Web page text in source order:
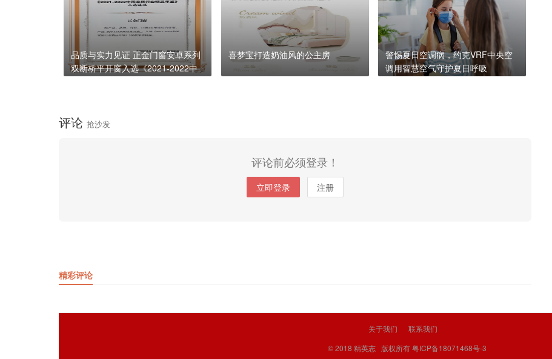
品质与实力见证 正金门窗安卓系列
双断桥平开窗入选《2021-2022中
喜梦宝打造奶油风的公主房
警惕夏日空调病，约克VRF中央空
调用智慧空气守护夏日呼吸
评论 抢沙发
评论前必须登录！
立即登录 注册
精彩评论
关于我们
联系我们
© 2018 精英志 版权所有粤ICP备18071468号-3